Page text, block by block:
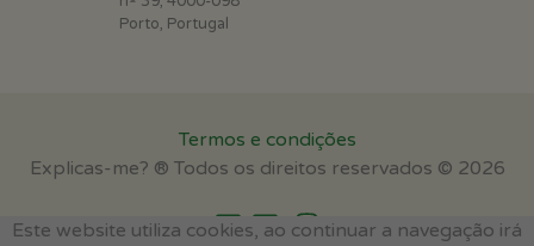
Este website utiliza cookies, ao continuar a navegação irá
Porto, Portugal
Termos e condições
Explicas-me? ® Todos os direitos reservados © 2026